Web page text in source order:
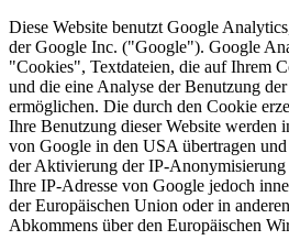
Diese Website benutzt Google
der Google Inc. ("Google"). Google
"Cookies", Textdateien, die auf Ihrem
und die eine Analyse der Benutzung
ermöglichen. Die durch den Cookie
Ihre Benutzung dieser Website werden
von Google in den USA übertragen
der Aktivierung der IP-Anonymisierung
Ihre IP-Adresse von Google jedoch
der Europäischen Union oder in
Abkommens über den Europäischen